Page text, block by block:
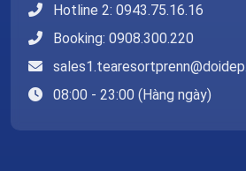
Hotline 2: 0943.75.16.16
Booking: 0908.300.220
08:00 - 23:00 (Hàng ngày)